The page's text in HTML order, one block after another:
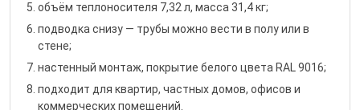
объём теплоносителя 7,32 л, масса 31,4 кг;
подводка снизу — трубы можно вести в полу или в
стене;
настенный монтаж, покрытие белого цвета RAL 9016;
подходит для квартир, частных домов, офисов и
коммерческих помещений.